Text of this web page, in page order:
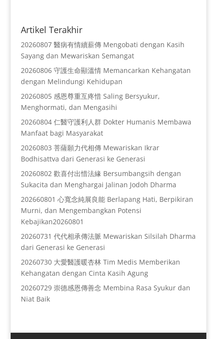
Artikel Terakhir
20260807 醫病有情續薪傳 Mengobati dengan Kasih
Sayang dan Mewariskan Semangat
20260806 守護生命顯溫情 Memancarkan Kehangatan
dengan Melindungi Kehidupan
20260805 感恩尊重互疼惜 Saling Bersyukur,
Menghormati, dan Mengasihi
20260804 仁醫守護利人群 Dokter Humanis Membawa
Manfaat bagi Masyarakat
20260803 菩薩願力代相傳 Mewariskan Ikrar
Bodhisattva dari Generasi ke Generasi
20260802 歡喜付出惜法緣 Bersumbangsih dengan
Sukacita dan Menghargai Jalinan Jodoh Dharma
202660801 心寬念純展良能 Berlapang Hati, Berpikiran
Murni, dan Mengembangkan Potensi
Kebajikan20260801
20260731 代代相承傳法脈 Mewariskan Silsilah Dharma
dari Generasi ke Generasi
20260730 大愛醫護暖杏林 Tim Medis Memberikan
Kehangatan dengan Cinta Kasih Agung
20260729 崇德感恩傳善念 Membina Rasa Syukur dan
Niat Baik